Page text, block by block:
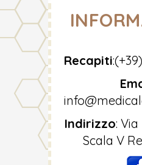
Recapiti:
Indirizzo: Via
Scala V